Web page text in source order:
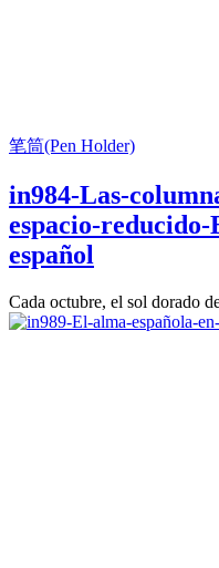
笔筒(Pen Holder)
in984-Las-
espacio-
español
Cada octubre, el sol dorado